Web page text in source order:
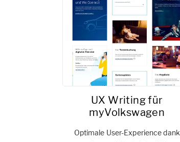
UX Writing für
myVolkswagen
Optimale User-Experience dank